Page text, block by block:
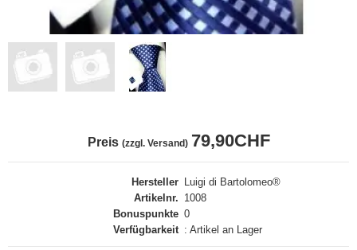
Preis (zzgl. Versand) 79,90CHF
Hersteller Luigi di Bartolomeo®
Artikelnr. 1008
Bonuspunkte 0
Verfügbarkeit : Artikel an Lager